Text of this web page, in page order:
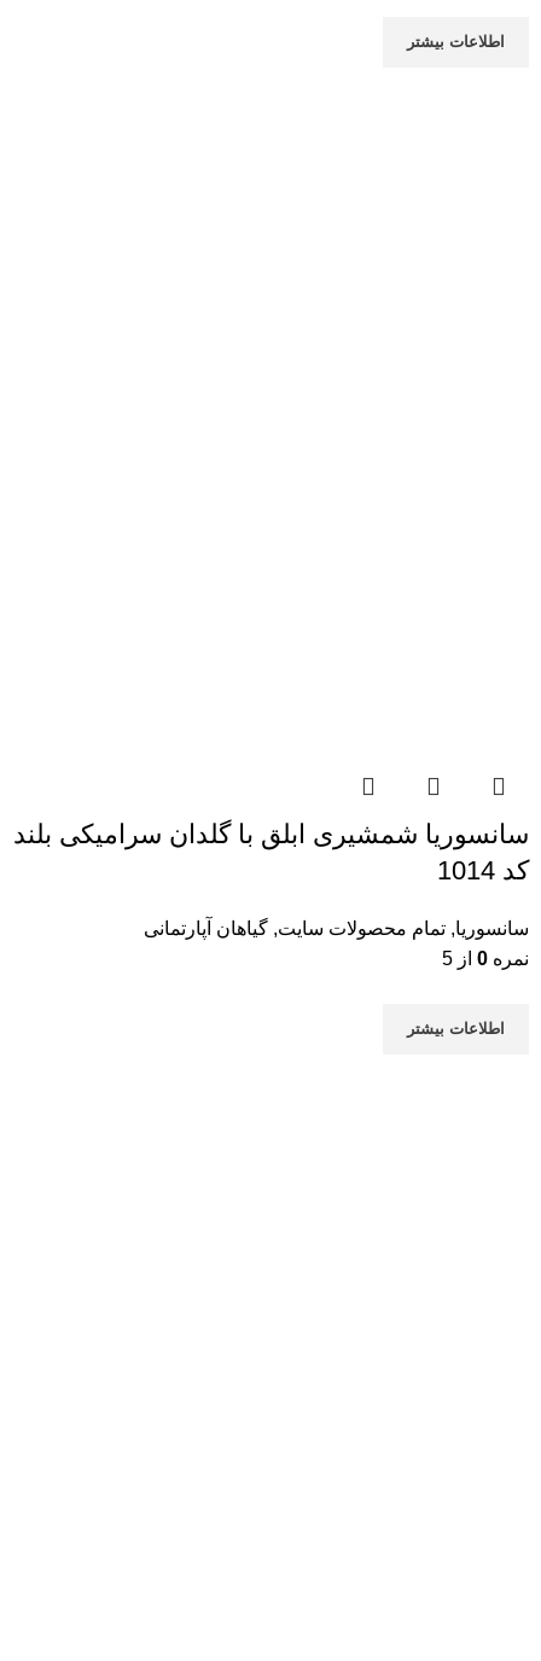
اطلاعات بیشتر
سانسوریا شمشیری ابلق با گلدان سرامیکی بلند
کد 1014
سانسوریا, تمام محصولات سایت, گیاهان آپارتمانی
نمره 0 از 5
اطلاعات بیشتر